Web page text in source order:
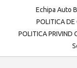
Echipa Auto
POLITICA DE
POLITICA PRIVIND